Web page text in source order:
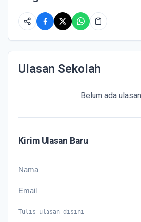
Ulasan Sekolah
Belum ada ulasan
Kirim Ulasan Baru